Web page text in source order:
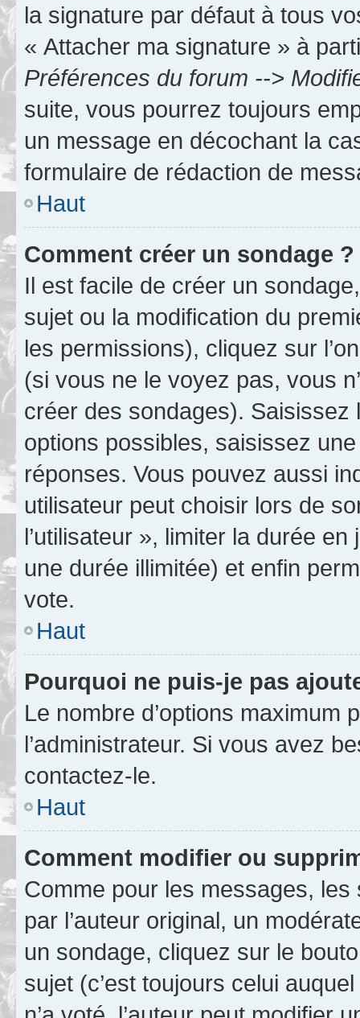
la signature par défaut à tous
« Attacher ma signature » à
Préférences du forum -->
suite, vous pourrez toujours
un message en décochant la
formulaire de rédaction de
Haut
Comment créer un sondage ?
Il est facile de créer un
sujet ou la modification du
les permissions), cliquez sur
(si vous ne le voyez pas, vous
créer des sondages).
options possibles, saisissez
réponses. Vous pouvez aussi
utilisateur peut choisir lors de
l’utilisateur », limiter la durée
une durée illimitée) et enfin
vote.
Haut
Pourquoi ne puis-je pas
Le nombre d’options maximum
l’administrateur. Si vous avez
contactez-le.
Haut
Comment modifier ou
Comme pour les messages,
par l’auteur original, un
un sondage, cliquez sur le
sujet (c’est toujours celui